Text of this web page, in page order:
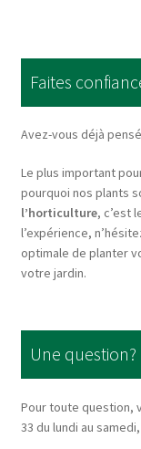
Faites
Avez-vous déjà
Le plus important
pourquoi nos plants
l’horticulture, c’est
l’expérience,
optimale de planter
votre jardin.
Une question?
Pour toute question,
33 du lundi au